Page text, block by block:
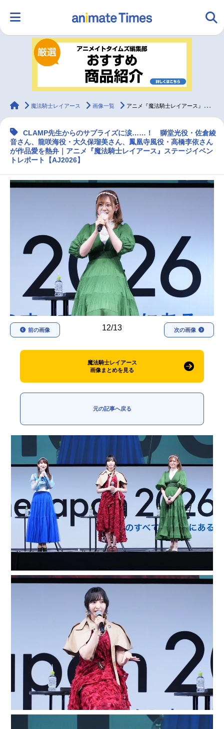
ランキング アニメ
ラジオ みんなの声
マンガ・ラノベ ゲーム・アプリ 音楽 コスプレ
アニメ映画一覧 実写化映画一覧
今期アニメ曜日別一覧
春アニメ 夏アニメ
冬アニメ
男性声優/女性声優一覧
FOLLOW US
animateTimes
魔法騎士レイアース 画像一覧 アニメ『魔法騎士レイアース』イベントレポート【アニメジャパン2026】
CLAMP先生からのサプライズに涙……！ 獅堂光役・佐倉綾
音さん、龍咲海役・大久保瑠美さん、鳳凰寺風役・高橋李依さん
が作品愛を熱弁｜アニメ『魔法騎士レイアース』ステージイベン
トレポート【AJ2026】
12/13
前の画像 次の画像
魔法騎士レイアース
画像まとめを見る
元の記事へ戻る